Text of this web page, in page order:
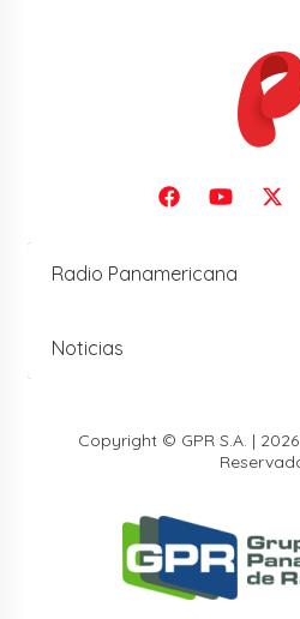
Radio Panamericana
Noticias
Copyright © GPR S.A. |